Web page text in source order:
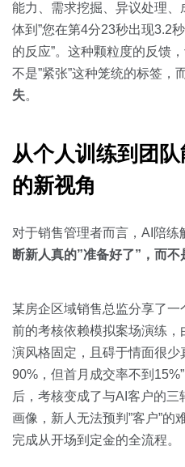
能力、需求挖掘、异议处理
体到”您在第4分23秒出现3.2
的反应”。这种颗粒度的反馈
不是”紧张”这种笼统的标签，
失。
从个人训练到团
的新视角
对于销售管理者而言，AI陪练
断新人真的”准备好了”，而不
某房企区域销售总监分享了
前的考核依赖模拟案场演练
演风格固定，且碍于情面很少
90%，但首月成交率不到
后，考核变成了与AI客户的
画像，新人无法预判”客户”的
完成从开场到定金的全流程。